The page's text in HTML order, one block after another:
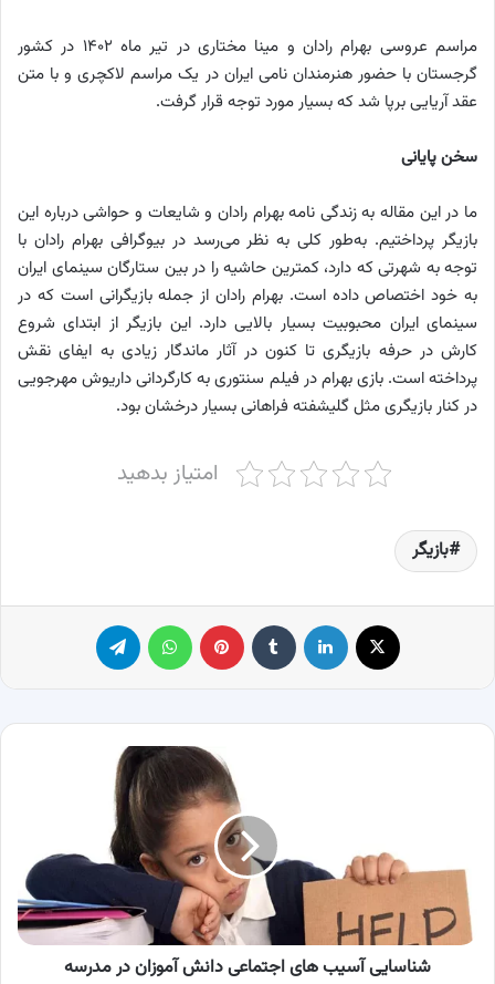
مراسم عروسی بهرام رادان و مینا مختاری در تیر ماه ۱۴۰۲ در کشور
گرجستان با حضور هنرمندان نامی ایران در یک مراسم لاکچری و با متن
عقد آریایی برپا شد که بسیار مورد توجه قرار گرفت.
سخن پایانی
ما در این مقاله به زندگی نامه بهرام رادان و شایعات و حواشی درباره این
بازیگر پرداختیم. به‌طور کلی به نظر می‌رسد در بیوگرافی بهرام رادان با
توجه به شهرتی که دارد، کمترین حاشیه را در بین ستارگان سینمای ایران
به خود اختصاص داده است. بهرام رادان از جمله بازیگرانی است که در
سینمای ایران محبوبیت بسیار بالایی دارد. این بازیگر از ابتدای شروع
کارش در حرفه بازیگری تا کنون در آثار ماندگار زیادی به ایفای نقش
پرداخته است. بازی بهرام در فیلم سنتوری به کارگردانی داریوش مهرجویی
در کنار بازیگری مثل گلیشفته فراهانی بسیار درخشان بود.
امتیاز بدهید
بازیگر
لینکدین ‫تامبلر پینترست
آموزان
در
مدرسه
شناسایی آسیب‌ های اجتماعی دانش آموزان در مدرسه